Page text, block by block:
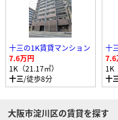
十三の1K賃貸マンション
7.6万円
1K（21.17㎡）
十三/徒歩8分
十
7.6
1K
十
大阪市淀川区の賃貸を探す